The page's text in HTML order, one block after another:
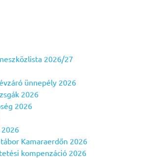
2026/27
ünnepély 2026
2026
2026
Kamaraerdőn 2026
kompenzáció 2026